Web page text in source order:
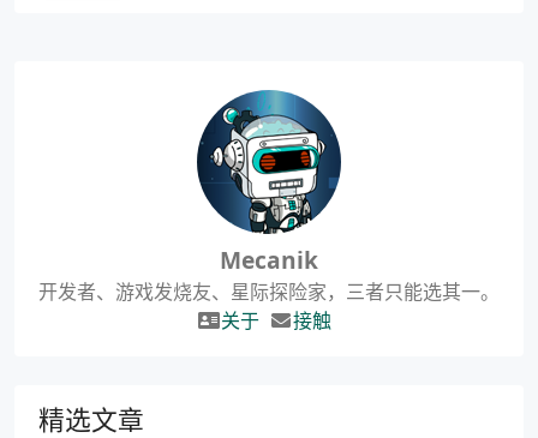
Mecanik
开发者、游戏发烧友、星际探险家，三者只能选其一。
关于
接触
精选文章